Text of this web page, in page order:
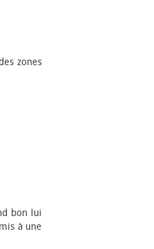
zones
bon lui
à une